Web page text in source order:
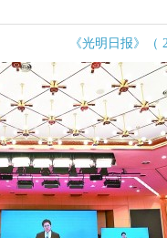
《光明日报》（